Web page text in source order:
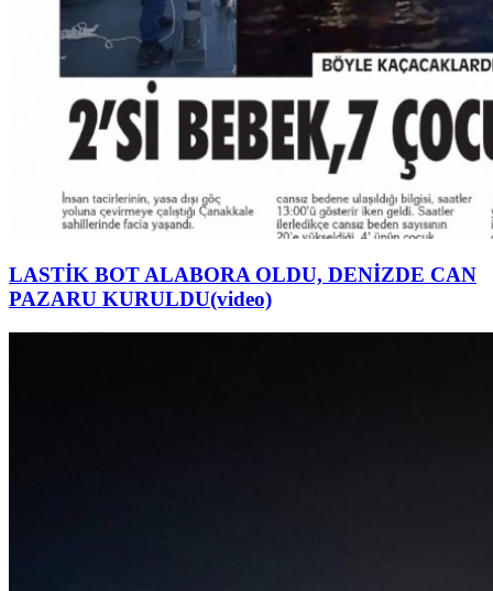
LASTİK BOT ALABORA OLDU, DENİZDE CAN
PAZARU KURULDU(video)